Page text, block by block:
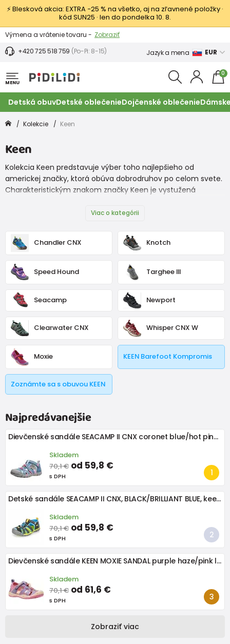
⚡ Blesková akcia: EXTRA −25 % na všetko, aj na zľavnené položky ·
kód SUN25 · len do pondelka 10. 8.
Výmena a vrátenie tovaru - Zobraziť
Zľava 3,80 EUR na prvý nákup - Podmienky
+420 725 518 759 (Po-Pi: 8-15) Jazyk a mena EUR
MENU
0
Detská obuvDetské oblečenieDojčenské oblečenie
Kolekcie Keen
Keen
Kolekcia Keen predstavuje výber toho najlepšieho od
americkej značky, ktorá obúva dobrodruhov po celom svete.
Charakteristickým znakom značky Keen je vystužená
každý rodič na ihrisku, na výlete aj pri vode.
Viac o kategórii
Chandler CNX Knotch
Speed Hound Targhee III
Seacamp Newport
Clearwater CNX Whisper CNX W
Moxie KEEN Barefoot Kompromis
Zoznámte sa s obuvou KEEN
Najpredávanejšie
Dievčenské sandále SEACAMP II CNX coronet blue/hot pink, KEEN, 1028841/1028850
Skladem
70,1 € od 59,8 €
s DPH
Detské sandále SEACAMP II CNX, BLACK/BRILLIANT BLUE, keen, 1022984/1022969, čierna
Skladem
70,1 € od 59,8 €
s DPH
Dievčenské sandále KEEN MOXIE SANDAL purple haze/pink lemonade
Skladem
70,1 € od 61,6 €
s DPH
Zobraziť viac